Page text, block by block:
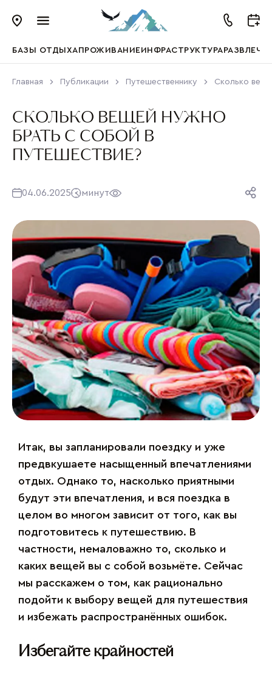
БАЗЫ ОТДЫХАПРОЖИВАНИЕИНФРАСТРУКТУРА
Главная Публикации Путешественнику Сколько
СКОЛЬКО ВЕЩЕЙ НУЖНО
БРАТЬ С СОБОЙ В
ПУТЕШЕСТВИЕ?
04.06.2025 минут
Итак, вы запланировали поездку и уже
предвкушаете насыщенный впечатлениями
отдых. Однако то, насколько приятными
будут эти впечатления, и вся поездка в
целом во многом зависит от того, как вы
подготовитесь к путешествию. В
частности, немаловажно то, сколько и
каких вещей вы с собой возьмёте. Сейчас
мы расскажем о том, как рационально
подойти к выбору вещей для путешествия
и избежать распространённых ошибок.
Избегайте крайностей